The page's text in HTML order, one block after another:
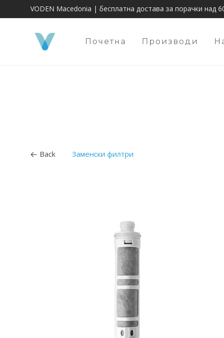
VODEN Macedonia | бесплатна достава за порачки над
Почетна Производи
Back Заменски филтри